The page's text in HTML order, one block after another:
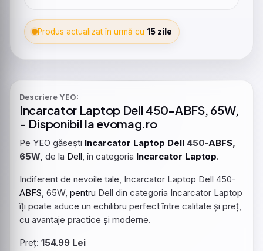
Produs actualizat în urmă cu 15 zile
Descriere YEO:
Incarcator Laptop Dell 450-ABFS, 65W,
- Disponibil la evomag.ro
Pe YEO găsești Incarcator Laptop Dell 450-ABFS,
65W, de la Dell, în categoria Incarcator Laptop.
Indiferent de nevoile tale, Incarcator Laptop Dell 450-
ABFS, 65W, pentru Dell din categoria Incarcator Laptop
îți poate aduce un echilibru perfect între calitate și preț,
cu avantaje practice și moderne.
Preț: 154.99 Lei